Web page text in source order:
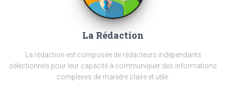
La Rédaction
La rédaction est composée de rédacteurs indépendants
sélectionnés pour leur capacité à communiquer des informations
complexes de manière claire et utile.